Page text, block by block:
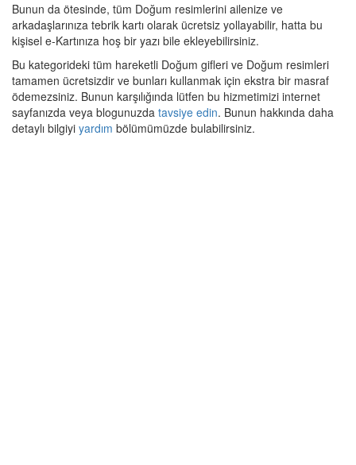
Bunun da ötesinde, tüm Doğum resimlerini ailenize ve
arkadaşlarınıza tebrik kartı olarak ücretsiz yollayabilir, hatta bu
kişisel e-Kartınıza hoş bir yazı bile ekleyebilirsiniz.
Bu kategorideki tüm hareketli Doğum gifleri ve Doğum resimleri
tamamen ücretsizdir ve bunları kullanmak için ekstra bir masraf
ödemezsiniz. Bunun karşılığında lütfen bu hizmetimizi internet
sayfanızda veya blogunuzda tavsiye edin. Bunun hakkında daha
detaylı bilgiyi yardım bölümümüzde bulabilirsiniz.